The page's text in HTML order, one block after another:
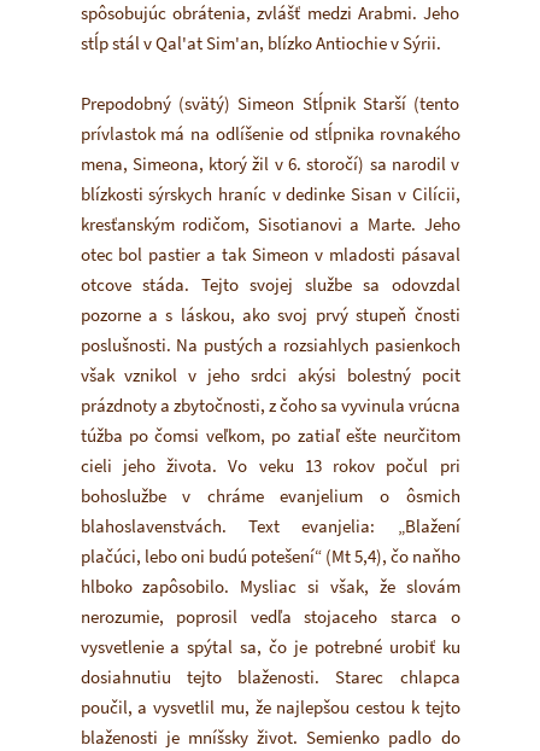
spôsobujúc obrátenia, zvlášť medzi Arabmi. Jeho
stĺp stál v Qal'at Sim'an, blízko Antiochie v Sýrii.
Prepodobný (svätý) Simeon Stĺpnik Starší (tento
prívlastok má na odlíšenie od stĺpnika rovnakého
mena, Simeona, ktorý žil v 6. storočí) sa narodil v
blízkosti sýrskych hraníc v dedinke Sisan v Cilícii,
kresťanským rodičom, Sisotianovi a Marte. Jeho
otec bol pastier a tak Simeon v mladosti pásaval
otcove stáda. Tejto svojej službe sa odovzdal
pozorne a s láskou, ako svoj prvý stupeň čnosti
poslušnosti. Na pustých a rozsiahlych pasienkoch
však vznikol v jeho srdci akýsi bolestný pocit
prázdnoty a zbytočnosti, z čoho sa vyvinula vrúcna
túžba po čomsi veľkom, po zatiaľ ešte neurčitom
cieli jeho života. Vo veku 13 rokov počul pri
bohoslužbe v chráme evanjelium o ôsmich
blahoslavenstvách. Text evanjelia: „Blažení
plačúci, lebo oni budú potešení“ (Mt 5,4), čo naňho
hlboko zapôsobilo. Mysliac si však, že slovám
nerozumie, poprosil vedľa stojaceho starca o
vysvetlenie a spýtal sa, čo je potrebné urobiť ku
dosiahnutiu tejto blaženosti. Starec chlapca
poučil, a vysvetlil mu, že najlepšou cestou k tejto
blaženosti je mníšsky život. Semienko padlo do